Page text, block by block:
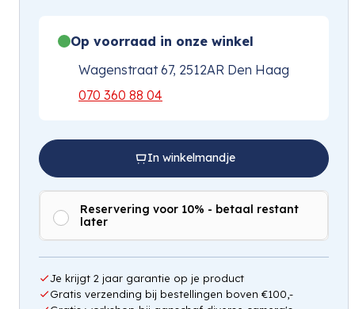
Op voorraad in onze winkel
Wagenstraat 67, 2512AR Den Haag
070 360 88 04
In winkelmandje
Reservering voor 10% - betaal restant
later
Je krijgt 2 jaar garantie op je product
Gratis verzending bij bestellingen boven €100,-